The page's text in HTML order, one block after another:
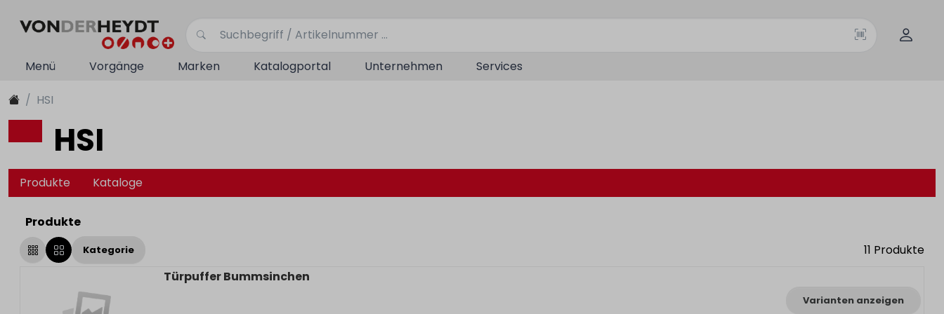
Menü Vorgänge Marken Katalogportal Unternehmen Services
HSI
HSI
Produkte Kataloge
Produkte
Kategorie 11 Produkte
Türpuffer Bummsinchen
Varianten anzeigen